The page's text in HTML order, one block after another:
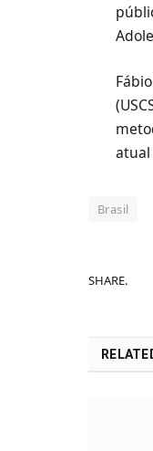
atual
Brasil
SHARE.